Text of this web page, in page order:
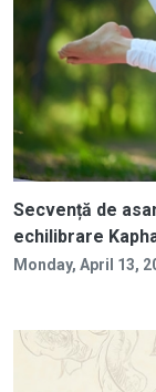
Secvență de
echilibrare
Monday, April 13,